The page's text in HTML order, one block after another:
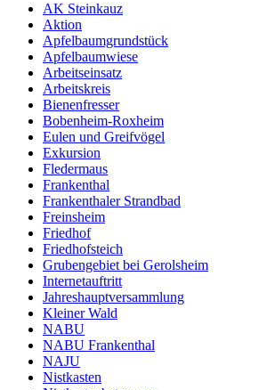
AK Steinkauz
Aktion
Apfelbaumgrundstück
Apfelbaumwiese
Arbeitseinsatz
Arbeitskreis
Bienenfresser
Bobenheim-Roxheim
Eulen und Greifvögel
Exkursion
Fledermaus
Frankenthal
Frankenthaler Strandbad
Freinsheim
Friedhof
Friedhofsteich
Grubengebiet bei Gerolsheim
Internetauftritt
Jahreshauptversammlung
Kleiner Wald
NABU
NABU Frankenthal
NAJU
Nistkasten